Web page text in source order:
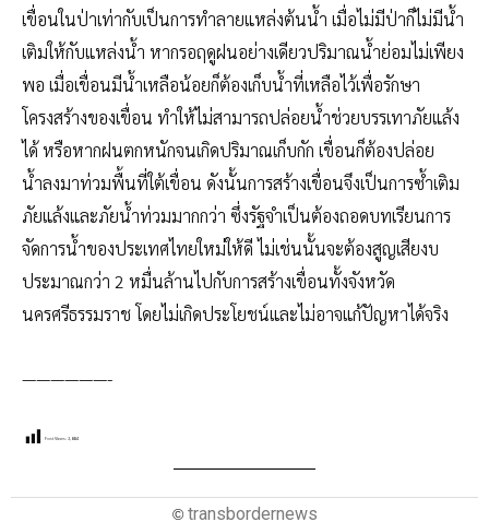
เขื่อนในป่าเท่ากับเป็นการทำลายแหล่งต้นน้ำ เมื่อไม่มีป่าก็ไม่มีน้ำ
เติมให้กับแหล่งน้ำ หากรอฤดูฝนอย่างเดียวปริมาณน้ำย่อมไม่เพียง
พอ เมื่อเขื่อนมีน้ำเหลือน้อยก็ต้องเก็บน้ำที่เหลือไว้เพื่อรักษา
โครงสร้างของเขื่อน ทำให้ไม่สามารถปล่อยน้ำช่วยบรรเทาภัยแล้ง
ได้ หรือหากฝนตกหนักจนเกิดปริมาณเก็บกัก เขื่อนก็ต้องปล่อย
น้ำลงมาท่วมพื้นที่ใต้เขื่อน ดังนั้นการสร้างเขื่อนจึงเป็นการซ้ำเติม
ภัยแล้งและภัยน้ำท่วมมากกว่า ซึ่งรัฐจำเป็นต้องถอดบทเรียนการ
จัดการน้ำของประเทศไทยใหม่ให้ดี ไม่เช่นนั้นจะต้องสูญเสียงบ
ประมาณกว่า 2 หมื่นล้านไปกับการสร้างเขื่อนทั้งจังหวัด
นครศรีธรรมราช โดยไม่เกิดประโยชน์และไม่อาจแก้ปัญหาได้จริง
——————-
Post Views: 2,884
© transbordernews